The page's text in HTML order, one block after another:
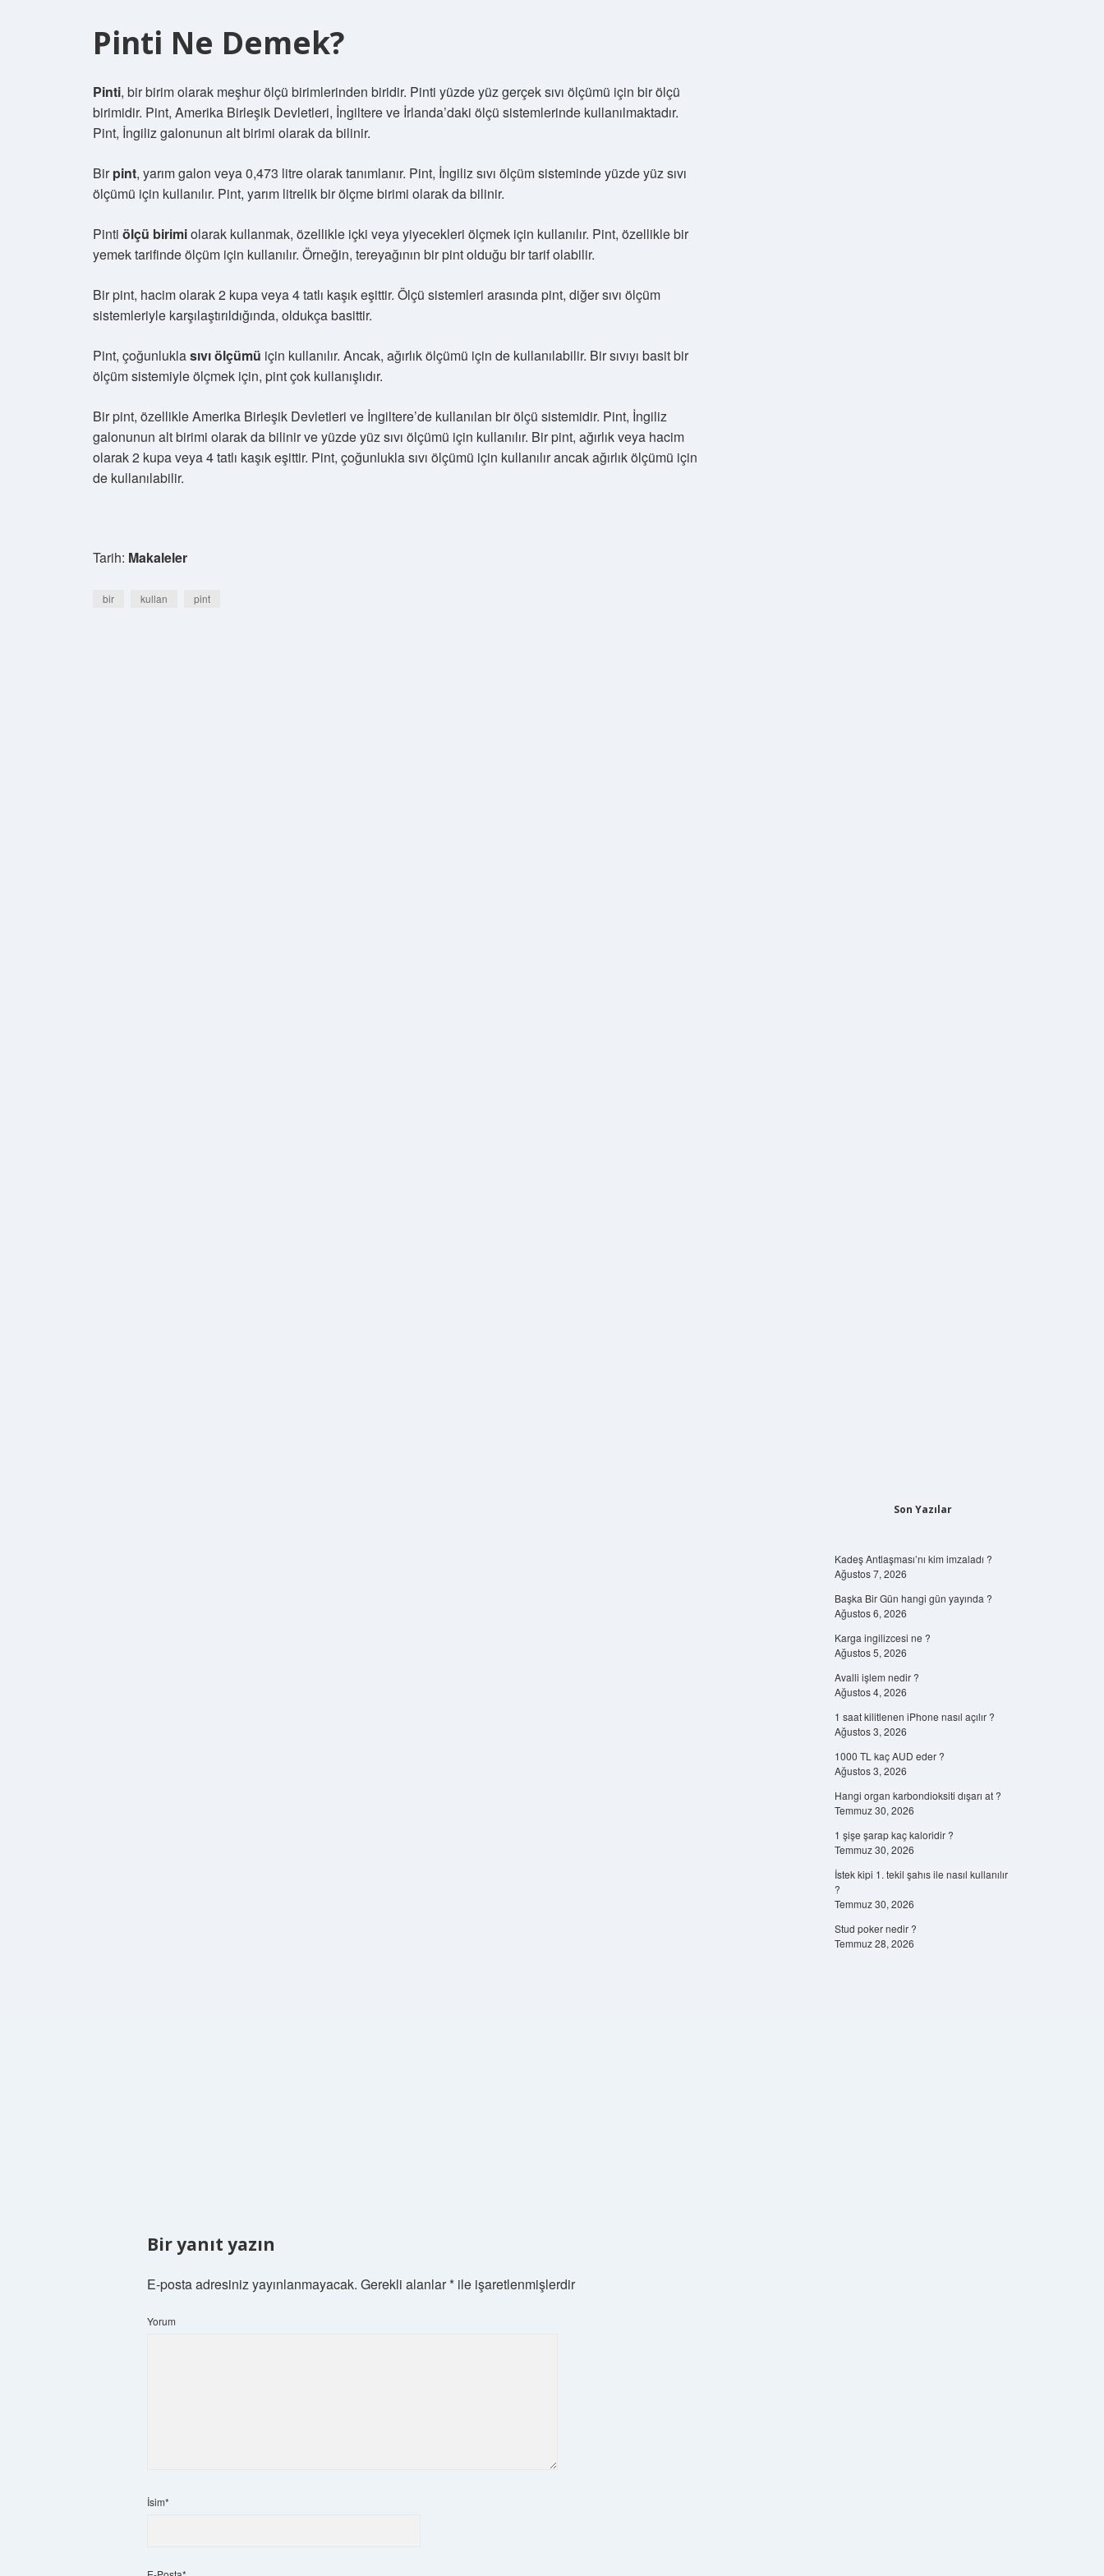
Pinti Ne Demek?
Pinti, bir birim olarak meşhur ölçü birimlerinden biridir. Pinti yüzde yüz gerçek sıvı ölçümü için bir ölçü
birimidir. Pint, Amerika Birleşik Devletleri, İngiltere ve İrlanda’daki ölçü sistemlerinde kullanılmaktadır.
Pint, İngiliz galonunun alt birimi olarak da bilinir.
Birpint, yarım galon veya 0,473 litre olarak tanımlanır. Pint, İngiliz sıvı ölçüm sisteminde yüzde yüz sıvı
ölçümü için kullanılır. Pint, yarım litrelik bir ölçme birimi olarak da bilinir.
Pinti ölçü birimiolarak kullanmak, özellikle içki veya yiyecekleri ölçmek için kullanılır. Pint, özellikle bir
yemek tarifinde ölçüm için kullanılır. Örneğin, tereyağının bir pint olduğu bir tarif olabilir.
Bir pint, hacim olarak 2 kupa veya 4 tatlı kaşık eşittir. Ölçü sistemleri arasında pint, diğer sıvı ölçüm
sistemleriyle karşılaştırıldığında, oldukça basittir.
Pint, çoğunluklasıvı ölçümü için kullanılır. Ancak, ağırlık ölçümü için de kullanılabilir. Bir sıvıyı basit bir
ölçüm sistemiyle ölçmek için, pint çok kullanışlıdır.
Bir pint, özellikle Amerika Birleşik Devletleri ve İngiltere’de kullanılan bir ölçü sistemidir. Pint, İngiliz
galonunun alt birimi olarak da bilinir ve yüzde yüz sıvı ölçümü için kullanılır. Bir pint, ağırlık veya hacim
olarak 2 kupa veya 4 tatlı kaşık eşittir. Pint, çoğunlukla sıvı ölçümü için kullanılır ancak ağırlık ölçümü için
de kullanılabilir.
Tarih: Makaleler
bir kullan pint
Bir yanıt yazın
E-posta adresiniz yayınlanmayacak. Gerekli alanlar* ile işaretlenmişlerdir
Yorum
İsim*
Son Yazılar
Kadeş Antlaşması’nı kim imzaladı ?
Ağustos 7, 2026
Başka Bir Gün hangi gün yayında ?
Ağustos 6, 2026
Karga ingilizcesi ne ?
Ağustos 5, 2026
Avalli işlem nedir ?
Ağustos 4, 2026
1 saat kilitlenen iPhone nasıl açılır ?
Ağustos 3, 2026
1000 TL kaç AUD eder ?
Ağustos 3, 2026
Hangi organ karbondioksiti dışarı at ?
Temmuz 30, 2026
1 şişe şarap kaç kaloridir ?
Temmuz 30, 2026
İstek kipi 1. tekil şahıs ile nasıl kullanılır
?
Temmuz 30, 2026
Stud poker nedir ?
Temmuz 28, 2026